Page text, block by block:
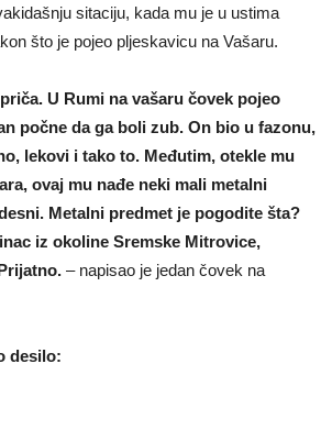
sitaciju, kada mu je u ustima
što je pojeo pljeskavicu na Vašaru.
U Rumi na vašaru čovek pojeo
počne da ga boli zub. On bio u fazonu,
lekovi i tako to. Međutim, otekle mu
ovaj mu nađe neki mali metalni
Metalni predmet je pogodite šta?
iz okoline Sremske Mitrovice,
– napisao je jedan čovek na
desilo: